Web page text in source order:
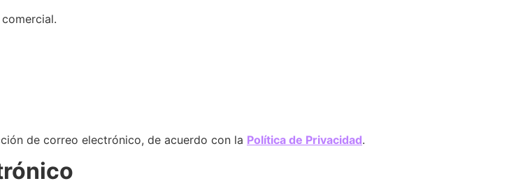
de correo electrónico, de acuerdo con la Política de Privacidad.